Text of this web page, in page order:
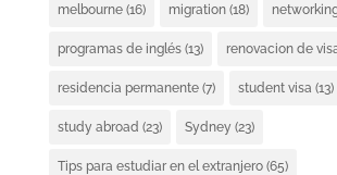
melbourne(16) migration(18)
programas de inglés(13) renovacion de
residencia permanente(7) student visa (13)
study abroad (23) Sydney (23)
Tips para estudiar en el extranjero(65)